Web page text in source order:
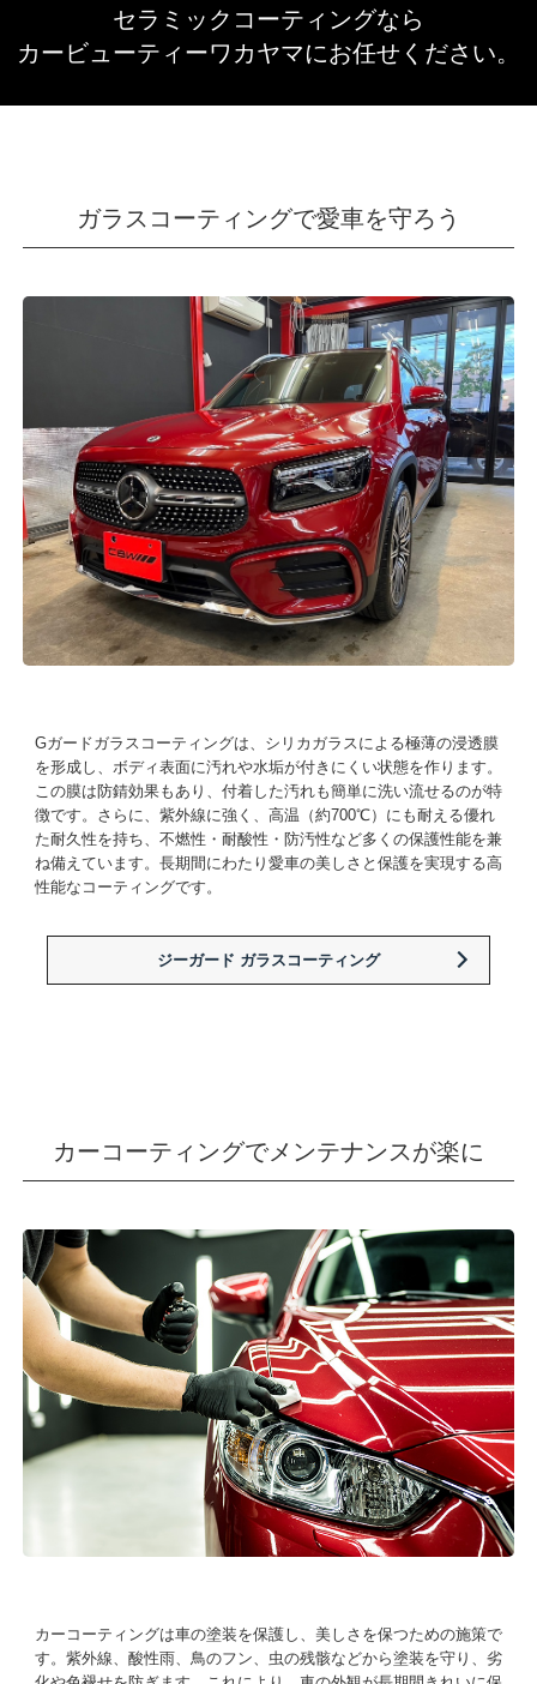
セラミックコーティングなら
カービューティーワカヤマにお任せください。
ガラスコーティングで愛車を守ろう
Gガードガラスコーティングは、シリカガラスによる極薄の浸透膜
を形成し、ボディ表面に汚れや水垢が付きにくい状態を作ります。
この膜は防錆効果もあり、付着した汚れも簡単に洗い流せるのが特
徴です。さらに、紫外線に強く、高温（約700℃）にも耐える優れ
た耐久性を持ち、不燃性・耐酸性・防汚性など多くの保護性能を兼
ね備えています。長期間にわたり愛車の美しさと保護を実現する高
性能なコーティングです。
ジーガード ガラスコーティング
カーコーティングでメンテナンスが楽に
カーコーティングは車の塗装を保護し、美しさを保つための施策で
す。紫外線、酸性雨、鳥のフン、虫の残骸などから塗装を守り、劣